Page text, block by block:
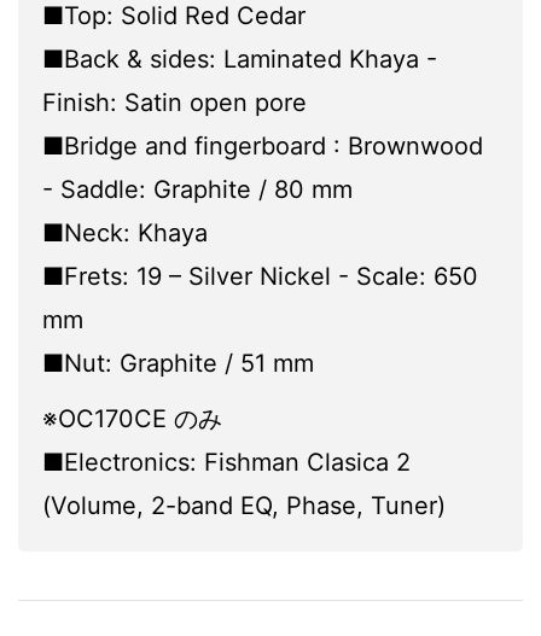
■Top: Solid Red Cedar
■Back & sides: Laminated Khaya -
Finish: Satin open pore
■Bridge and fingerboard : Brownwood
- Saddle: Graphite / 80 mm
■Neck: Khaya
■Frets: 19 – Silver Nickel - Scale: 650
mm
■Nut: Graphite / 51 mm
※OC170CE のみ
■Electronics: Fishman Clasica 2
(Volume, 2-band EQ, Phase, Tuner)